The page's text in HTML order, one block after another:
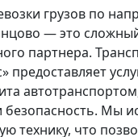
грузов по
— это
партнера.
предоставляет
безопасность. Мы
технику, что